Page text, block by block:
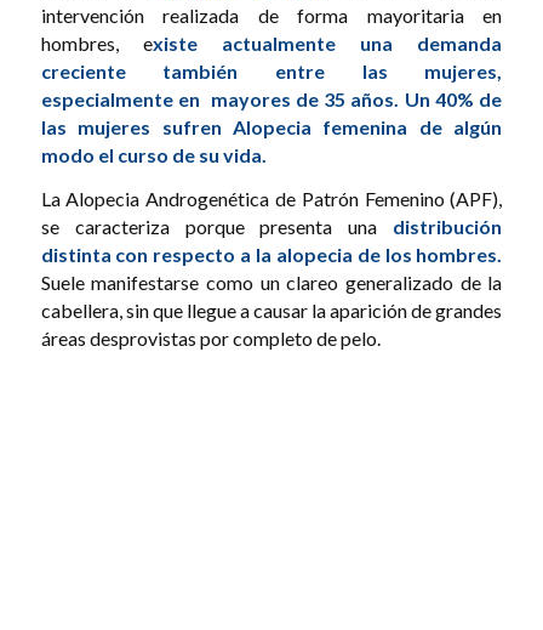
intervención realizada de forma mayoritaria en
hombres, existe actualmente una demanda
creciente también entre las mujeres,
especialmente en mayores de 35 años. Un 40% de
las mujeres sufren Alopecia femenina de algún
modo el curso de su vida.
La Alopecia Androgenética de Patrón Femenino (APF),
se caracteriza porque presenta una distribución
distinta con respecto a la alopecia de los hombres.
Suele manifestarse como un clareo generalizado de la
cabellera, sin que llegue a causar la aparición de grandes
áreas desprovistas por completo de pelo.